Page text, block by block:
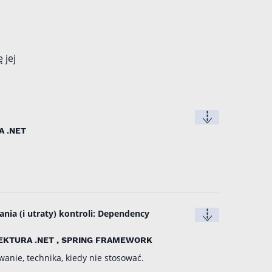
jej
.NET
(i utraty) kontroli: Dependency
.NET , SPRING FRAMEWORK
technika, kiedy nie stosować.